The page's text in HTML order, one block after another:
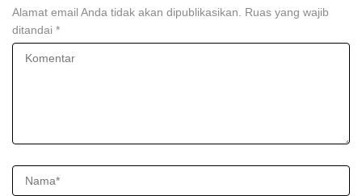
Alamat email Anda tidak akan dipublikasikan. Ruas yang wajib
ditandai *